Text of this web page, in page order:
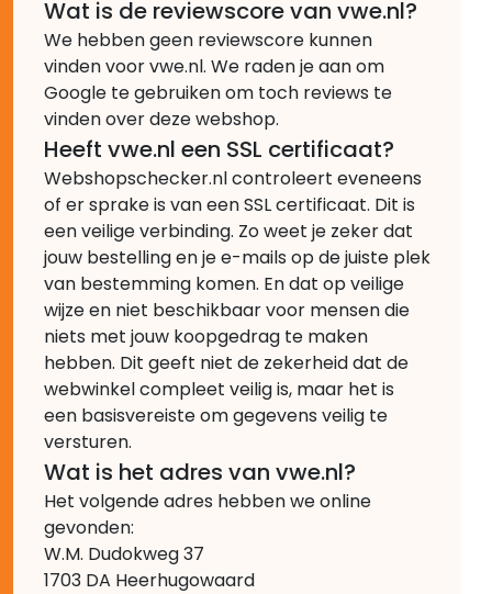
Wat is de reviewscore van vwe.nl?
We hebben geen reviewscore kunnen
vinden voor vwe.nl. We raden je aan om
Google te gebruiken om toch reviews te
vinden over deze webshop.
Heeft vwe.nl een SSL certificaat?
Webshopschecker.nl controleert eveneens
of er sprake is van een SSL certificaat. Dit is
een veilige verbinding. Zo weet je zeker dat
jouw bestelling en je e-mails op de juiste plek
van bestemming komen. En dat op veilige
wijze en niet beschikbaar voor mensen die
niets met jouw koopgedrag te maken
hebben. Dit geeft niet de zekerheid dat de
webwinkel compleet veilig is, maar het is
een basisvereiste om gegevens veilig te
versturen.
Wat is het adres van vwe.nl?
Het volgende adres hebben we online
gevonden:
W.M. Dudokweg 37
1703 DA Heerhugowaard